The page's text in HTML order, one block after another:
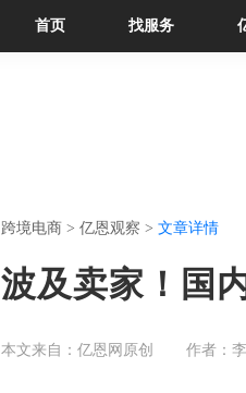
首页 找服务
跨境电商 > 亿恩观察 > 文章详情
波及卖家！国
本文来自：亿恩网原创 作者：